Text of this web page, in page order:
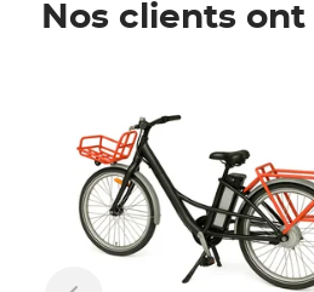
Nos clients